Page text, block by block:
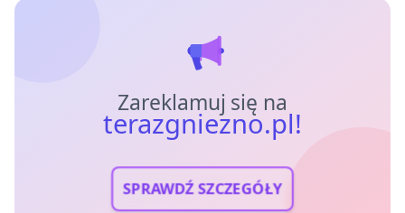
Zareklamuj się na
terazgniezno.pl!
SPRAWDŹ SZCZEGÓŁY